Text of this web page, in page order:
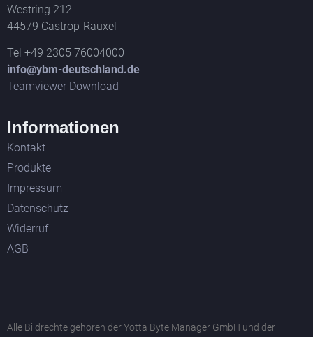
Westring 212
44579 Castrop-Rauxel
Tel +49 2305 76004000
info@ybm-deutschland.de
Teamviewer Download
Informationen
Kontakt
Produkte
Impressum
Datenschutz
Widerruf
AGB
Alle Bildrechte gehören der Yotta Byte Manager GmbH und der